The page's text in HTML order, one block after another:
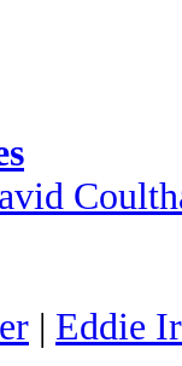
| Eddie